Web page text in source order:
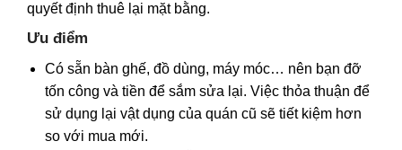
quyết định thuê lại mặt bằng.
Ưu điểm
Có sẵn bàn ghế, đồ dùng, máy móc… nên bạn đỡ
tốn công và tiền để sắm sửa lại. Việc thỏa thuận để
sử dụng lại vật dụng của quán cũ sẽ tiết kiệm hơn
so với mua mới.